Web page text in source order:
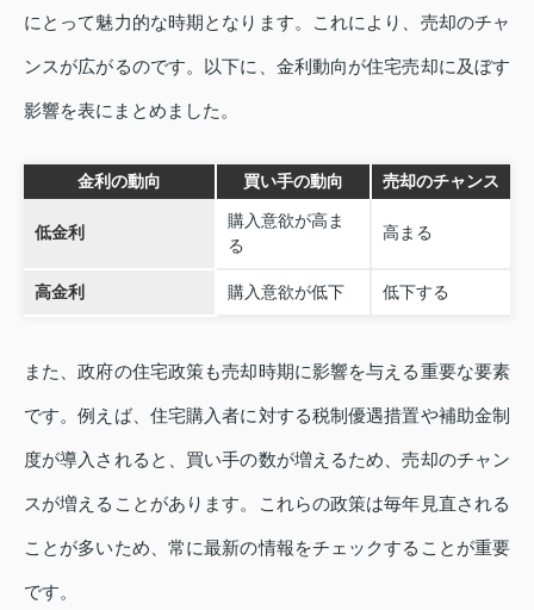
にとって魅力的な時期となります。これにより、売却のチャ
ンスが広がるのです。以下に、金利動向が住宅売却に及ぼす
影響を表にまとめました。
金利の動向 買い手の動向 売却のチャンス
低金利
購入意欲が高ま
る
高まる
高金利 購入意欲が低下 低下する
また、政府の住宅政策も売却時期に影響を与える重要な要素
です。例えば、住宅購入者に対する税制優遇措置や補助金制
度が導入されると、買い手の数が増えるため、売却のチャン
スが増えることがあります。これらの政策は毎年見直される
ことが多いため、常に最新の情報をチェックすることが重要
です。